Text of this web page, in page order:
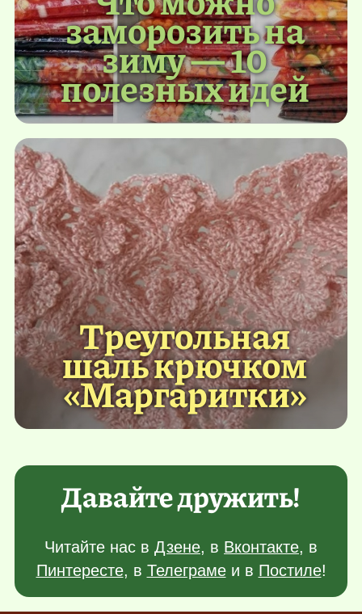
заморозить на
зиму — 10
полезных идей
Треугольная
шаль крючком
«Маргаритки»
Давайте дружить!
Читайте нас в Дзене, в Вконтакте, в
Пинтересте, в Телеграмеи в Постиле!